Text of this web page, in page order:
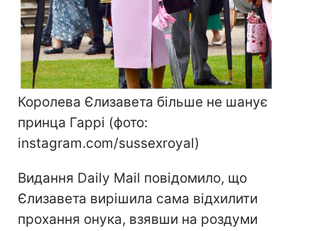
Королева Єлизавета більше не шанує
принца Гаррі (фото:
instagram.com/sussexroyal)
Видання Daily Mail повідомило, що
Єлизавета вирішила сама відхилити
прохання онука, взявши на роздуми